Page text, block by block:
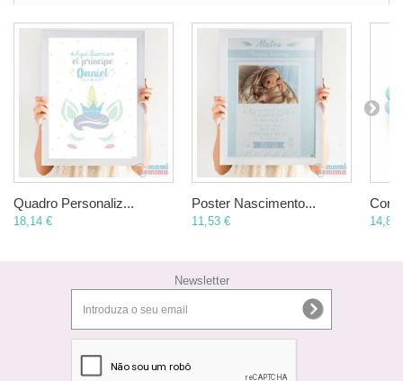
Quadro Personaliz...
18,14 €
Poster Nascimento...
11,53 € 14,83
Newsletter